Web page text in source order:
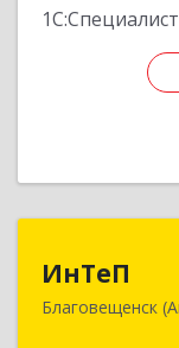
1С:Специалист
ИнТеП
Благовещенск